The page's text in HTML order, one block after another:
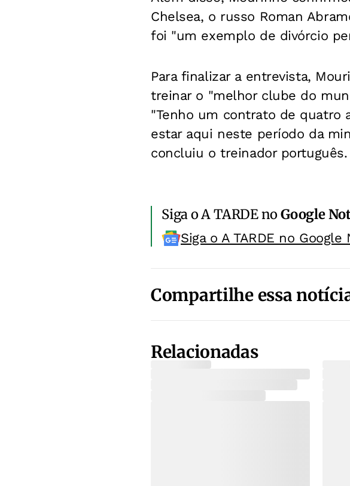
Chelsea, o russo Roman
foi "um exemplo de divórcio
Para finalizar a entrevista,
treinar o "melhor clube do
"Tenho um contrato de quatro
estar aqui neste período da
concluiu o treinador português.
Siga o A TARDE noGoogle
Siga o A TARDE no Google
Compartilhe essa
Relacionadas